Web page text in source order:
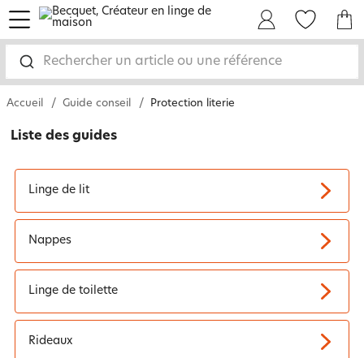
Rechercher un article ou une référence
menu
Accueil Guide conseil Protection literie
Liste des guides
Linge de lit
Nappes
Linge de toilette
Rideaux